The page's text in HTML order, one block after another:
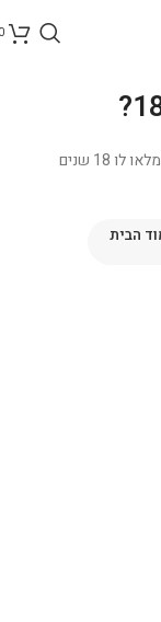
הכניסה והרכישה בחנות האתר מיועדת למי שמלאו לו 18 שנים
הבית